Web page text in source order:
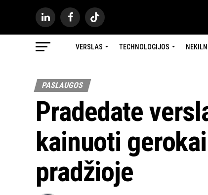
VERSLAS TECHNOLOGIJOS
PASLAUGOS
Pradedate
kainuoti
pradžioje